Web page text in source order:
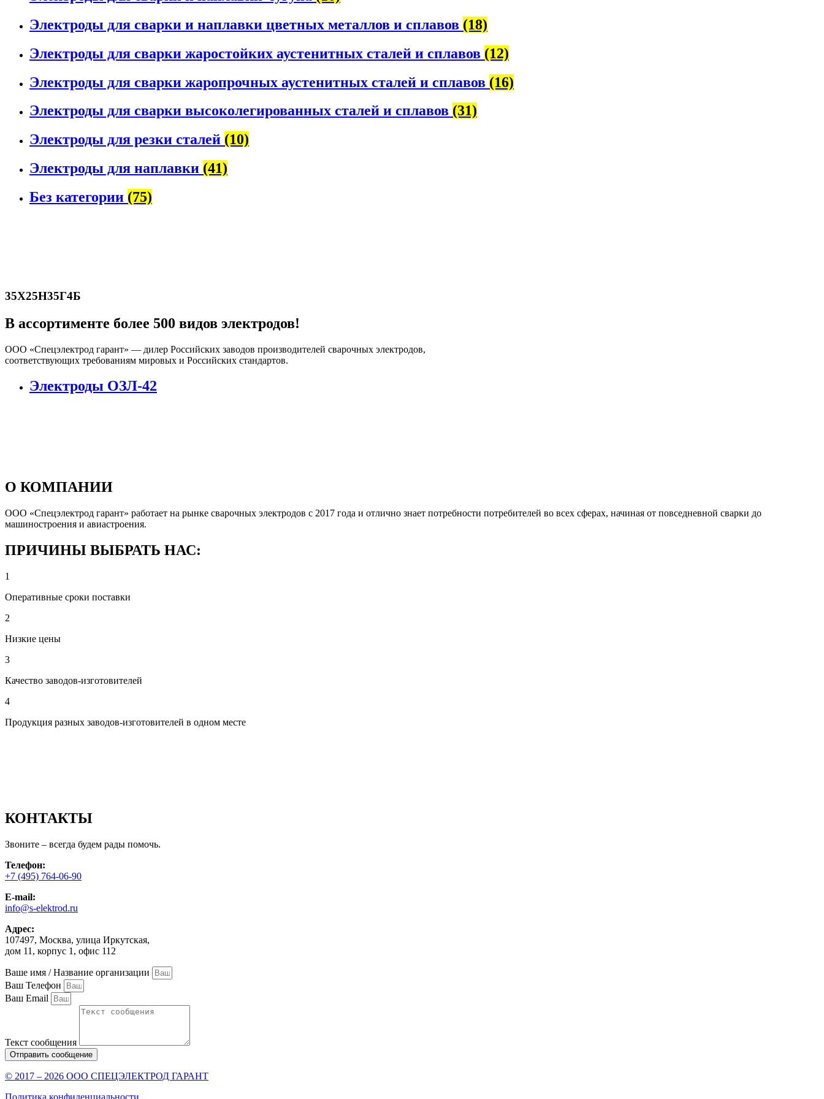
Электроды для сварки и наплавки цветных металлов и сплавов (18)
Электроды для сварки жаростойких аустенитных сталей и сплавов (12)
Электроды для сварки жаропрочных аустенитных сталей и сплавов (16)
Электроды для сварки высоколегированных сталей и сплавов (31)
Электроды для резки сталей (10)
Электроды для наплавки (41)
Без категории (75)
35Х25Н35Г4Б
В ассортименте более 500 видов электродов!
ООО «Спецэлектрод гарант» — дилер Российских заводов производителей сварочных электродов,
соответствующих требованиям мировых и Российских стандартов.
Электроды ОЗЛ-42
О КОМПАНИИ
ООО «Спецэлектрод гарант» работает на рынке сварочных электродов с 2017 года и отлично знает потребности потребителей во всех сферах, начиная от повседневной сварки до
машиностроения и авиастроения.
ПРИЧИНЫ ВЫБРАТЬ НАС:
1
Оперативные сроки поставки
2
Низкие цены
3
Качество заводов-изготовителей
4
Продукция разных заводов-изготовителей в одном месте
КОНТАКТЫ
Звоните – всегда будем рады помочь.
Телефон:
+7 (495) 764-06-90
E-mail:
info@s-elektrod.ru
Адрес:
107497, Москва, улица Иркутская,
дом 11, корпус 1, офис 112
Ваше имя / Название организации
Ваш Телефон
Ваш Email
Текст сообщения
Отправить сообщение
© 2017 – 2026 ООО СПЕЦЭЛЕКТРОД ГАРАНТ
Политика конфиденциальности